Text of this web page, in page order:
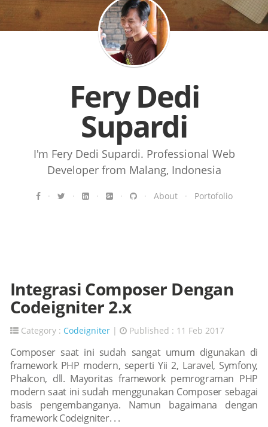
Fery Dedi
Supardi
I'm Fery Dedi Supardi. Professional Web
Developer from Malang, Indonesia
· · · · · About· Portofolio
Integrasi Composer Dengan
Codeigniter 2.x
Category : Codeigniter | Published : 11 Feb 2017
Composer saat ini sudah sangat umum digunakan di
framework PHP modern, seperti Yii 2, Laravel, Symfony,
Phalcon, dll. Mayoritas framework pemrograman PHP
modern saat ini sudah menggunakan Composer sebagai
basis pengembanganya. Namun bagaimana dengan
framework Codeigniter. . .